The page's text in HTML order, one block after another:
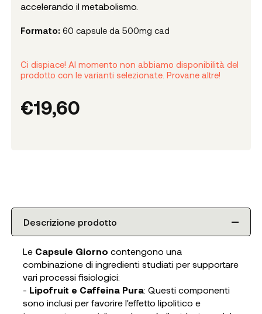
accelerando il metabolismo.
Formato: 60 capsule da 500mg cad
Ci dispiace! Al momento non abbiamo disponibilità del
prodotto con le varianti selezionate. Provane altre!
€19,60
Descrizione prodotto
Le Capsule Giorno contengono una
combinazione di ingredienti studiati per supportare
vari processi fisiologici:
- Lipofruit e Caffeina Pura: Questi componenti
sono inclusi per favorire l'effetto lipolitico e